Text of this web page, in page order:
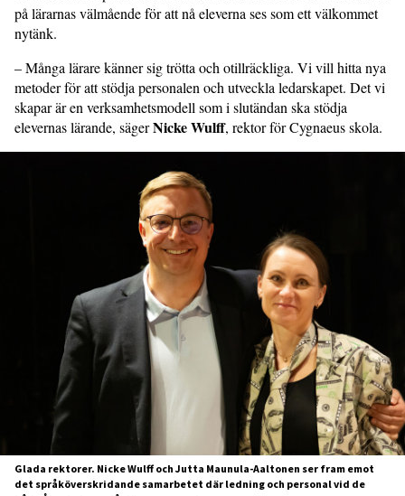
på lärarnas välmående för att nå eleverna ses som ett välkommet
nytänk.
– Många lärare känner sig trötta och otillräckliga. Vi vill hitta nya
metoder för att stödja personalen och utveckla ledar­skapet. Det vi
skapar är en verksamhets­modell som i slutändan ska stödja
elevernas lärande, sägerNicke Wulff, rektor för Cygnaeus skola.
Glada rektorer. Nicke Wulff och Jutta Maunula-Aaltonen ser fram emot
det språköverskridande samarbetet där ledning och personal vid de